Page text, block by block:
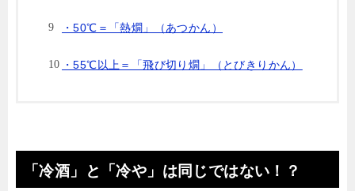
・50℃＝「熱燗」（あつかん）
・55℃以上＝「飛び切り燗」（とびきりかん）
「冷酒」と「冷や」は同じではない！？